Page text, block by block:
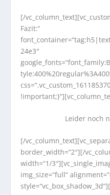
[/
Fazit:“
24e3″
Leider noch
[/
border_width=“2″][/
width=“1/
img_size=“full“